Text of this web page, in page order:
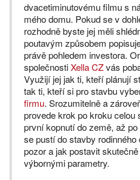
dvacetiminutovému filmu s
mého domu. Pokud se v
rozhodně byste jej měli
poutavým způsobem
právě pohledem investora.
společnostiXella CZvás
Využijí jej jak ti, kteří plánují
tak ti, kteří si pro stavbu
firmu. Srozumitelně a
provede krok po kroku celou
první kopnutí do země, až
se pustí do stavby
pozor a jak postavit
výbornými parametry.